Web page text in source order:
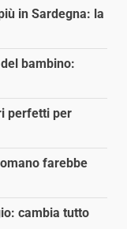
in Sardegna: la
bambino:
perfetti per
farebbe
cambia tutto